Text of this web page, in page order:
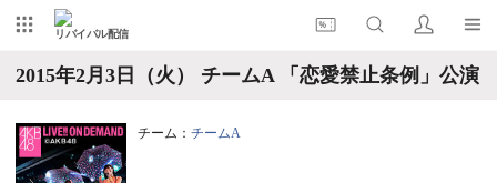
リバイバル配信
2015年2月3日（火） チームA 「恋愛禁止条例」公演
チーム： チームA